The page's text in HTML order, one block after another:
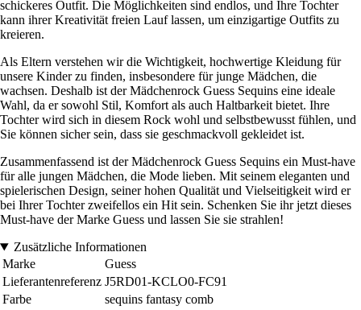
schickeres Outfit. Die Möglichkeiten sind endlos, und Ihre Tochter
kann ihrer Kreativität freien Lauf lassen, um einzigartige Outfits zu
kreieren.
Als Eltern verstehen wir die Wichtigkeit, hochwertige Kleidung für
unsere Kinder zu finden, insbesondere für junge Mädchen, die
wachsen. Deshalb ist der Mädchenrock Guess Sequins eine ideale
Wahl, da er sowohl Stil, Komfort als auch Haltbarkeit bietet. Ihre
Tochter wird sich in diesem Rock wohl und selbstbewusst fühlen, und
Sie können sicher sein, dass sie geschmackvoll gekleidet ist.
Zusammenfassend ist der Mädchenrock Guess Sequins ein Must-have
für alle jungen Mädchen, die Mode lieben. Mit seinem eleganten und
spielerischen Design, seiner hohen Qualität und Vielseitigkeit wird er
bei Ihrer Tochter zweifellos ein Hit sein. Schenken Sie ihr jetzt dieses
Must-have der Marke Guess und lassen Sie sie strahlen!
Zusätzliche Informationen
Marke
Guess
Lieferantenreferenz J5RD01-KCLO0-FC91
Farbe
sequins fantasy comb